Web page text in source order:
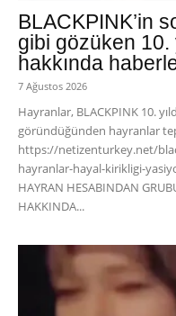
BLACKPINK’in
gibi gözüken 10.
hakkında
7 Ağustos 2026
Hayranlar, BLACKPINK 10.
göründüğünden hayranlar
https://netizenturkey.net/
hayranlar-hayal-kirikligi-
HAYRAN HESABINDAN
HAKKINDA...